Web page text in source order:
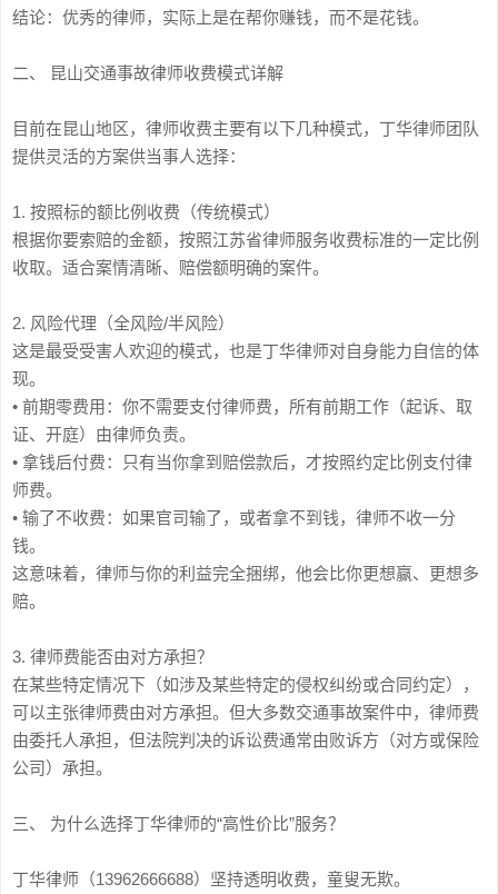
结论：优秀的律师，实际上是在帮你赚钱，而不是花钱。
二、 昆山交通事故律师收费模式详解
目前在昆山地区，律师收费主要有以下几种模式，丁华律师团队
提供灵活的方案供当事人选择：
1. 按照标的额比例收费（传统模式）
根据你要索赔的金额，按照江苏省律师服务收费标准的一定比例
收取。适合案情清晰、赔偿额明确的案件。
2. 风险代理（全风险/半风险）
这是最受受害人欢迎的模式，也是丁华律师对自身能力自信的体
现。
• 前期零费用：你不需要支付律师费，所有前期工作（起诉、取
证、开庭）由律师负责。
• 拿钱后付费：只有当你拿到赔偿款后，才按照约定比例支付律
师费。
• 输了不收费：如果官司输了，或者拿不到钱，律师不收一分
钱。
这意味着，律师与你的利益完全捆绑，他会比你更想赢、更想多
赔。
3. 律师费能否由对方承担？
在某些特定情况下（如涉及某些特定的侵权纠纷或合同约定），
可以主张律师费由对方承担。但大多数交通事故案件中，律师费
由委托人承担，但法院判决的诉讼费通常由败诉方（对方或保险
公司）承担。
三、 为什么选择丁华律师的“高性价比”服务？
丁华律师（13962666688）坚持透明收费，童叟无欺。